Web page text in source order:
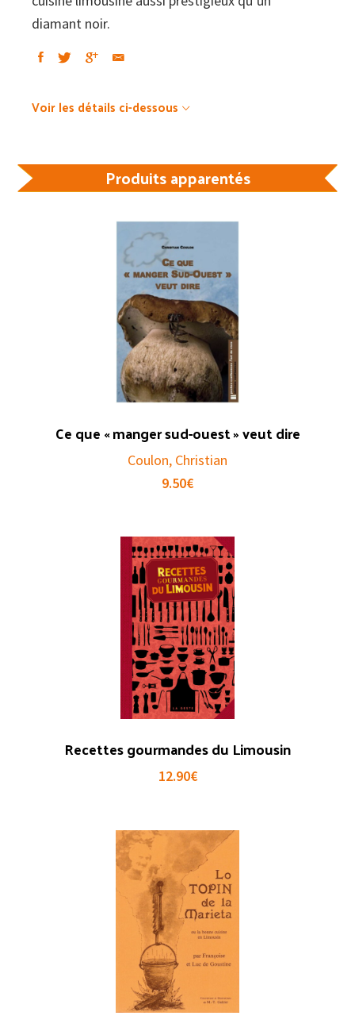
diamant noir.
Voir les détails ci-dessous
Produits apparentés
Ce que « manger sud-ouest » veut dire
Coulon, Christian
9.50€
Recettes gourmandes du Limousin
12.90€